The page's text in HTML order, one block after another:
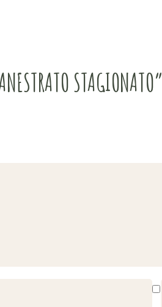
STAGIONATO”